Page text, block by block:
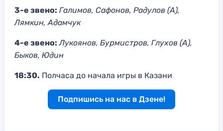
3-е звено: Галимов, Сафонов, Радулов (А),
Лямкин, Адамчук
4-е звено: Лукоянов, Бурмистров, Глухов (А),
Быков, Юдин
18:30. Полчаса до начала игры в Казани
Подпишись на нас в Дзене!